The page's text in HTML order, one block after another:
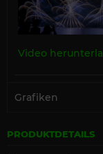
Video
Grafiken
PRODUKTDETAILS